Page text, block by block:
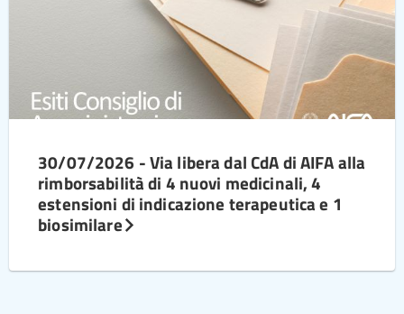
30/07/2026 - Via libera dal CdA di AIFA alla
rimborsabilità di 4 nuovi medicinali, 4
estensioni di indicazione terapeutica e 1
biosimilare